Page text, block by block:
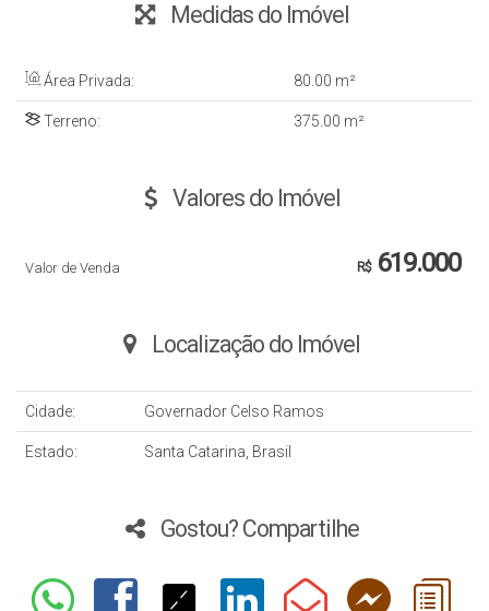
Medidas do Imóvel
Área Privada: 80.00 m²
Terreno: 375.00 m²
Valores do Imóvel
R$619.000
Valor de Venda
Localização do Imóvel
Cidade: Governador Celso Ramos
Estado: Santa Catarina, Brasil
Gostou? Compartilhe